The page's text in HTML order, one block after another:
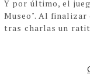
Y por último, el
Museo". Al finalizar
tras charlas un